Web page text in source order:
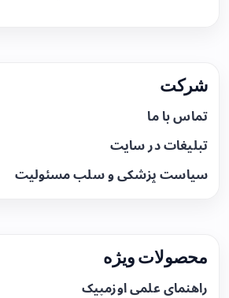
شرکت
تماس با ما
تبلیغات در سایت
سیاست پزشکی و سلب مسئولیت
محصولات ویژه
راهنمای علمی اوزمپیک